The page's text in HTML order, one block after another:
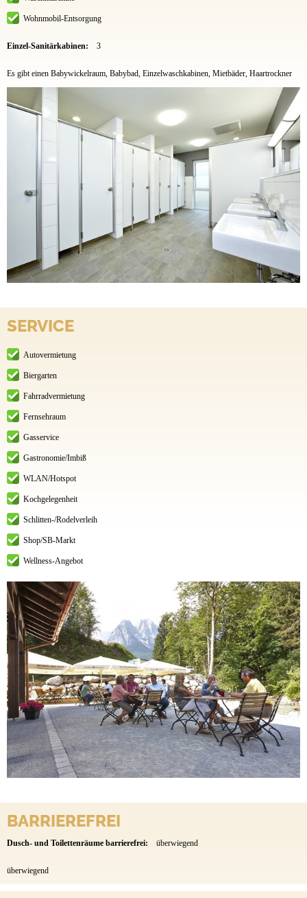
Wohnmobil-Entsorgung
Einzel-Sanitärkabinen: 3
Es gibt einen Babywickelraum, Babybad, Einzelwaschkabinen, Mietbäder, Haartrockner
SERVICE
Autovermietung
Biergarten
Fahrradvermietung
Fernsehraum
Gasservice
Gastronomie/Imbiß
WLAN/Hotspot
Kochgelegenheit
Schlitten-/Rodelverleih
Shop/SB-Markt
Wellness-Angebot
BARRIEREFREI
Dusch- und Toilettenräume barrierefrei: überwiegend
überwiegend